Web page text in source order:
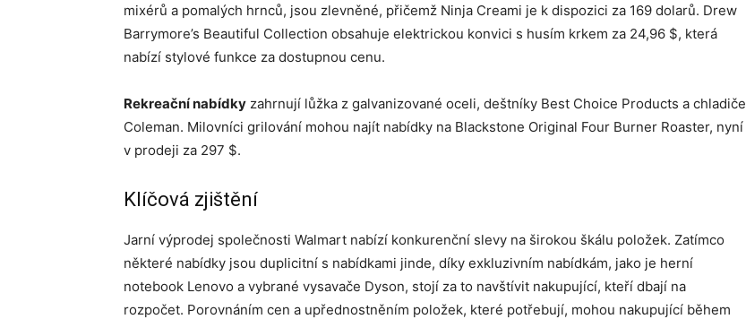
mixérů a pomalých hrnců, jsou zlevněné, přičemž Ninja Creami je k dispozici za 169 dolarů. Drew
Barrymore’s Beautiful Collection obsahuje elektrickou konvici s husím krkem za 24,96 $, která
nabízí stylové funkce za dostupnou cenu.
Rekreační nabídky zahrnují lůžka z galvanizované oceli, deštníky Best Choice Products a chladiče
Coleman. Milovníci grilování mohou najít nabídky na Blackstone Original Four Burner Roaster, nyní
v prodeji za 297 $.
Klíčová zjištění
Jarní výprodej společnosti Walmart nabízí konkurenční slevy na širokou škálu položek. Zatímco
některé nabídky jsou duplicitní s nabídkami jinde, díky exkluzivním nabídkám, jako je herní
notebook Lenovo a vybrané vysavače Dyson, stojí za to navštívit nakupující, kteří dbají na
rozpočet. Porovnáním cen a upřednostněním položek, které potřebují, mohou nakupující během